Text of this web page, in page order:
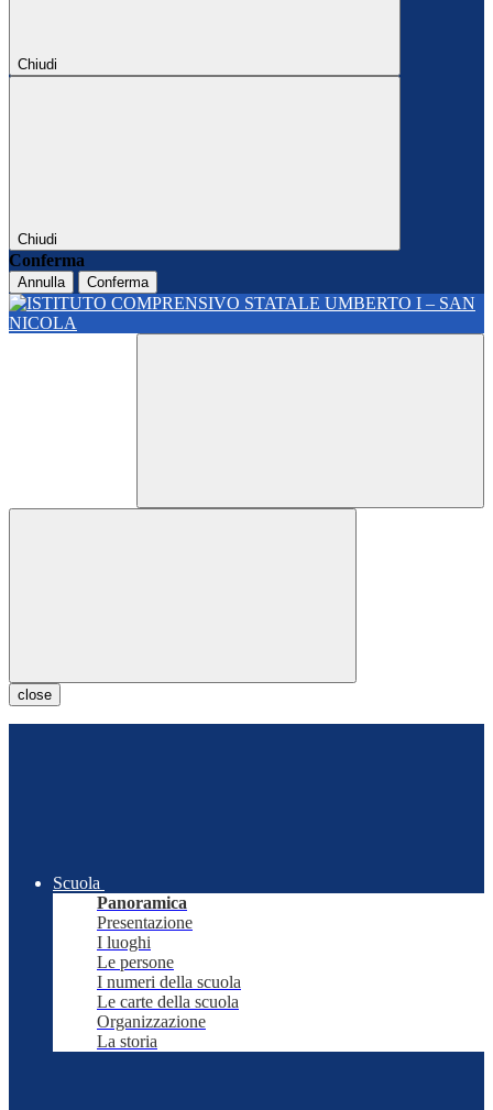
Chiudi
Chiudi
Conferma
Annulla Conferma
close
Scuola
Panoramica
Presentazione
I luoghi
Le persone
I numeri della scuola
Le carte della scuola
Organizzazione
La storia